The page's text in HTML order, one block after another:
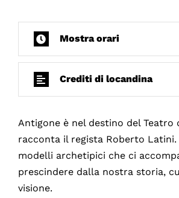
Mostra orari
Crediti di locandina
Antigone è nel destino del Teatro
racconta il regista Roberto Latini.
modelli archetipici che ci
prescindere dalla nostra storia,
visione.